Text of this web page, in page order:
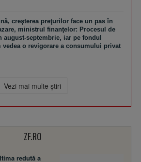
creşterea preţurilor face un pas în
ministrul finanţelor: Procesul de
august-septembrie, iar pe fondul
vedea o revigorare a consumului privat
Vezi mai multe ştiri
ZF.RO
redută a